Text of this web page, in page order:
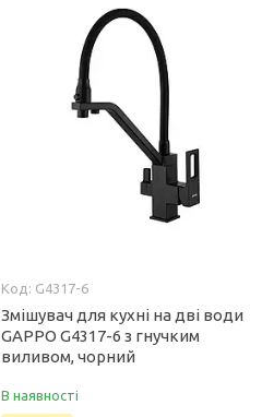
G4317-6
Змішувач для кухні на дві води
GAPPO G4317-6 з гнучким
виливом, чорний
В наявності